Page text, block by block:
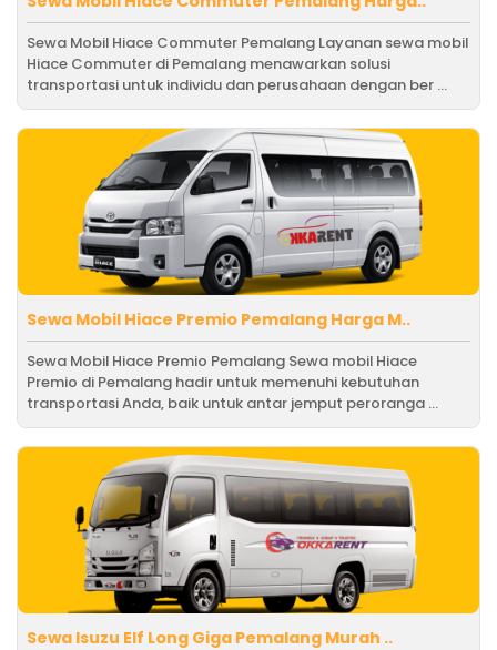
Sewa Mobil Hiace Commuter Pemalang Layanan sewa mobil
Hiace Commuter di Pemalang menawarkan solusi
transportasi untuk individu dan perusahaan dengan ber ...
Sewa Mobil Hiace Premio Pemalang Harga M..
Sewa Mobil Hiace Premio Pemalang Sewa mobil Hiace
Premio di Pemalang hadir untuk memenuhi kebutuhan
transportasi Anda, baik untuk antar jemput peroranga ...
Sewa Isuzu Elf Long Giga Pemalang Murah ..